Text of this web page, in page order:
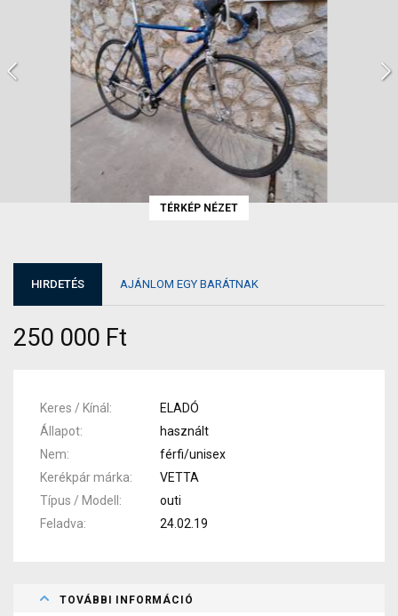
TÉRKÉP NÉZET
HIRDETÉS AJÁNLOM EGY BARÁTNAK
250 000 Ft
Keres / Kínál
ELADÓ
Állapot
használt
Nem
férfi/unisex
Kerékpár márka
VETTA
Típus / Modell
outi
Feladva
24.02.19
TOVÁBBI INFORMÁCIÓ